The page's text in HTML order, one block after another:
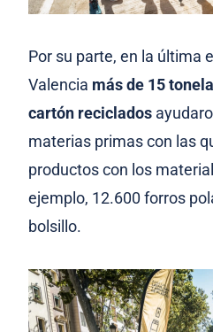
Por su parte, en la última
Valencia más de 15
cartón reciclados
materias primas con las
productos con los
ejemplo, 12.600 forros
bolsillo.